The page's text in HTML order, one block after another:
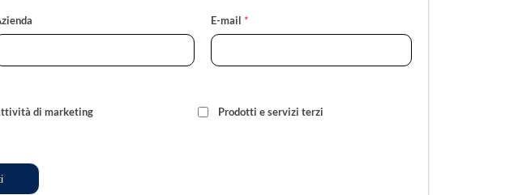
E-mail *
di marketing Prodotti e servizi terzi